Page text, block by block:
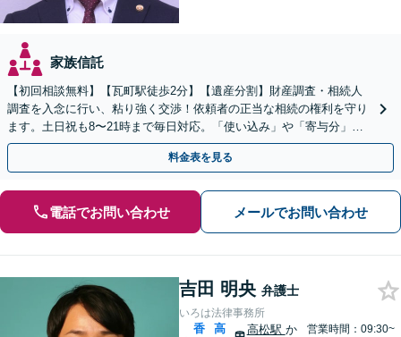
家族信託
【初回相談無料】【瓦町駅徒歩2分】【遺産分割】財産調査・相続人
調査を入念に行い、粘り強く交渉！依頼者の正当な相続の権利を守り
ます。土日祝も8〜21時まで毎日対応。「使い込み」や「寄与分」の
調査もお任せください！【遺言書作成や相続放棄も対応】
料金表を見る
電話でお問い合わせ メールでお問い合わせ
吉田 明央 弁護士
いろは法律事務所
香
高
高松駅 か
営業時間：09:30~